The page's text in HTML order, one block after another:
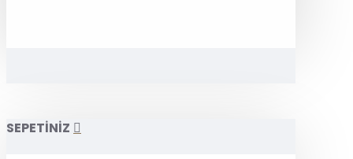
SEPETİNİZ